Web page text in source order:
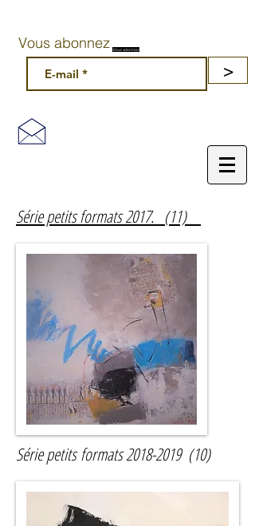
Vous abonnez
>
Vous abonnez
Série petits formats 2017. (11)
Série petits formats2018-2019(10)